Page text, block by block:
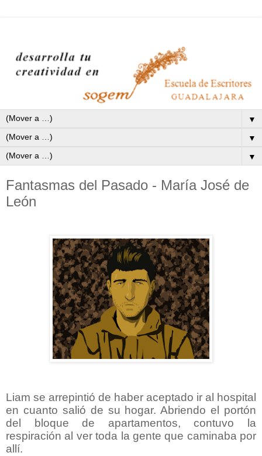
▼
▼
▼
Fantasmas del Pasado - María José de
León
Liam se arrepintió de haber aceptado ir al hospital
en cuanto salió de su hogar. Abriendo el portón
del bloque de apartamentos, contuvo la
respiración al ver toda la gente que caminaba por
allí.